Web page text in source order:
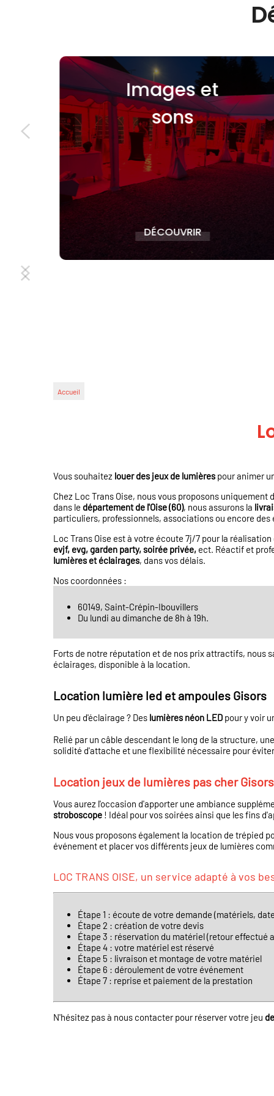
Images et
sons
DÉCOUVRIR
Accueil
Vous souhaitez louer des jeux de lumières pour animer
Chez Loc Trans Oise, nous vous proposons uniquement
dans le département de l'Oise (60), nous assurons la
particuliers, professionnels, associations ou encore des
Loc Trans Oise est à votre écoute 7j/7 pour la
evjf, evg, garden party, soirée privée, ect. Réactif et
lumières et éclairages, dans vos délais.
Nos coordonnées :
60149, Saint-Crépin-Ibouvillers
Du lundi au dimanche de 8h à 19h.
Forts de notre réputation et de nos prix attractifs, nous
éclairages, disponible à la location.
Location lumière led et ampoules Gisors
Un peu d'éclairage ? Des lumières néon LED pour y voir
Relié par un câble descendant le long de la structure,
solidité d'attache et une flexibilité nécessaire pour
Location jeux de lumières pas cher Gisors
Vous aurez l'occasion d'apporter une ambiance
stroboscope ! Idéal pour vos soirées ainsi que les fins
Nous vous proposons également la location de trépied
événement et placer vos différents jeux de lumières
LOC TRANS OISE, un service adapté à vos
Étape 1 : écoute de votre demande (matériels,
Étape 2 : création de votre devis
Étape 3 : réservation du matériel (retour effectué
Étape 4 : votre matériel est réservé
Étape 5 : livraison et montage de votre matériel
Étape 6 : déroulement de votre événement
Étape 7 : reprise et paiement de la prestation
N'hésitez pas à nous contacter pour réserver votre jeu